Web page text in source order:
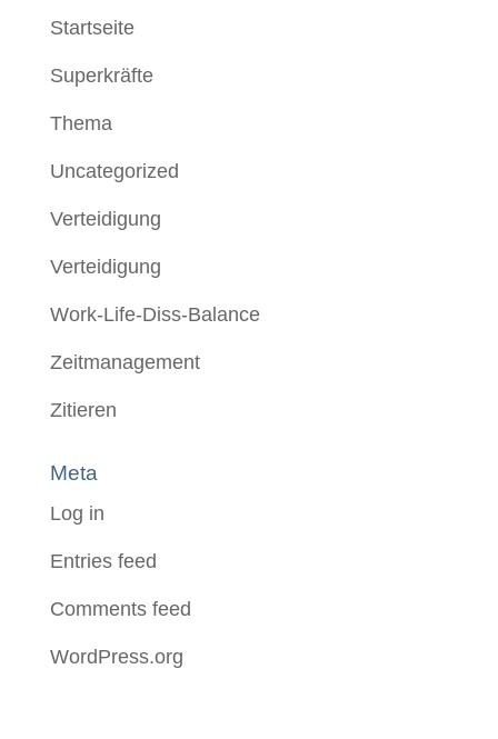
Startseite
Superkräfte
Thema
Uncategorized
Verteidigung
Verteidigung
Work-Life-Diss-Balance
Zeitmanagement
Zitieren
Meta
Log in
Entries feed
Comments feed
WordPress.org